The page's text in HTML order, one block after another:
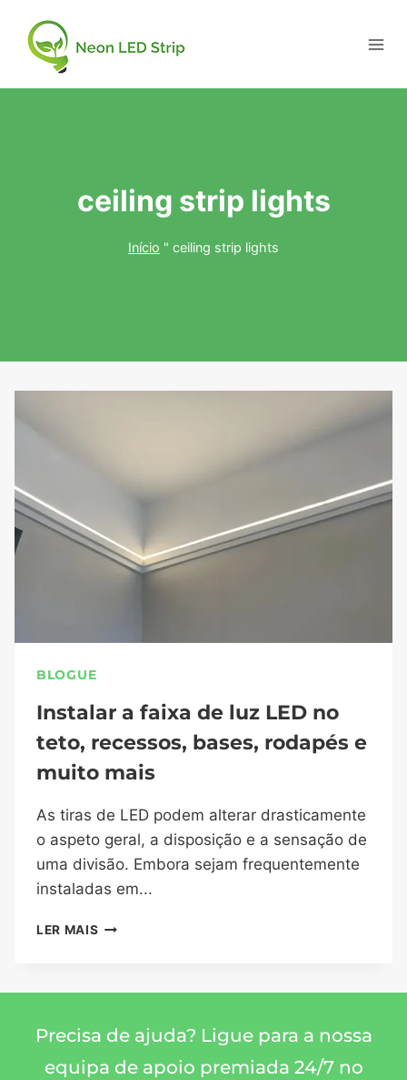
ceiling strip lights
Início " ceiling strip lights
BLOGUE
Instalar a faixa de luz LED no
teto, recessos, bases, rodapés e
muito mais
As tiras de LED podem alterar drasticamente
o aspeto geral, a disposição e a sensação de
uma divisão. Embora sejam frequentemente
instaladas em...
LER MAIS
Precisa de ajuda? Ligue para a nossa
equipa de apoio premiada 24/7 no